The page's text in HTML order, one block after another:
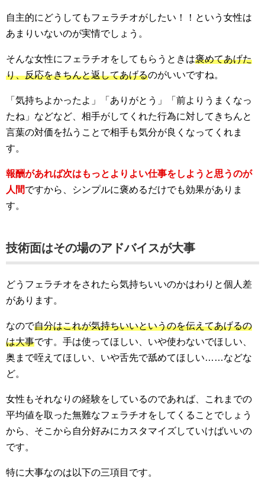
自主的にどうしてもフェラチオがしたい！！という女性は
あまりいないのが実情でしょう。
そんな女性にフェラチオをしてもらうときは褒めてあげた
り、反応をきちんと返してあげるのがいいですね。
「気持ちよかったよ」「ありがとう」「前よりうまくなっ
たね」などなど、相手がしてくれた行為に対してきちんと
言葉の対価を払うことで相手も気分が良くなってくれま
す。
報酬があれば次はもっとよりよい仕事をしようと思うのが
人間ですから、シンプルに褒めるだけでも効果がありま
す。
技術面はその場のアドバイスが大事
どうフェラチオをされたら気持ちいいのかはわりと個人差
があります。
なので自分はこれが気持ちいいというのを伝えてあげるの
は大事です。手は使ってほしい、いや使わないでほしい、
奥まで咥えてほしい、いや舌先で舐めてほしい……などな
ど。
女性もそれなりの経験をしているのであれば、これまでの
平均値を取った無難なフェラチオをしてくることでしょう
から、そこから自分好みにカスタマイズしていけばいいの
です。
特に大事なのは以下の三項目です。